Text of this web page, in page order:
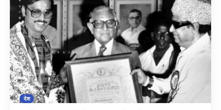
देश